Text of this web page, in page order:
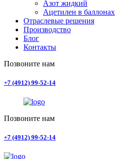
Азот жидкий
Ацетилен в баллонах
Отраслевые решения
Производство
Блог
Контакты
Позвоните нам
+7 (4912) 99-52-14
Позвоните нам
+7 (4912) 99-52-14